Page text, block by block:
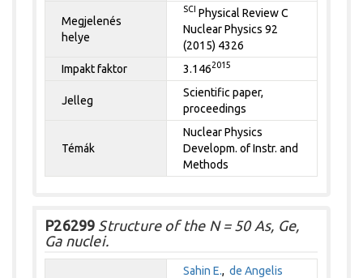
Megjelenés
helye
SCI Physical Review C
Nuclear Physics 92
(2015) 4326
Impakt faktor
3.1462015
Jelleg
Scientific paper,
proceedings
Témák
Nuclear Physics
Developm. of Instr. and
Methods
P26299 Structure of the N = 50 As, Ge,
Ga nuclei.
Sahin E.,de Angelis